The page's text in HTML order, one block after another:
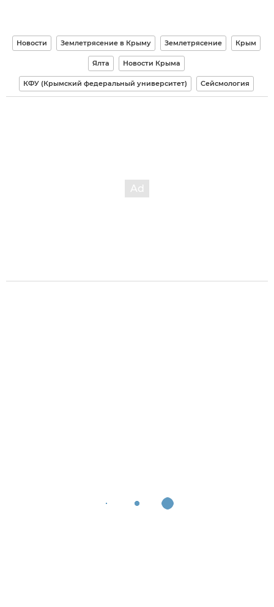
Новости Землетрясение в Крыму Землетрясение Крым
Ялта Новости Крыма
КФУ (Крымский федеральный университет) Сейсмология